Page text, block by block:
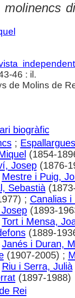
molinencs
46 : il.
de Molins de
biogràfic
;
(1854-
Josep(1876-
Mestre i Puig,
Sebastià
; Canalias
(1893-
Tort i Mensa,
(1889-
Janés i Duran,
(1907-2005) ;
Riu i Serra, Julià
(1897-1988)
Rei